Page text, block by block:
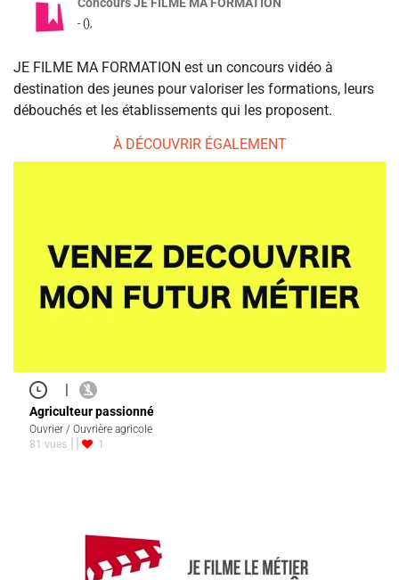
- (),
JE FILME MA FORMATION est un concours vidéo à
destination des jeunes pour valoriser les formations, leurs
débouchés et les établissements qui les proposent.
À DÉCOUVRIR ÉGALEMENT
|
Agriculteur passionné
Ouvrier / Ouvrière agricole
81 vues
1